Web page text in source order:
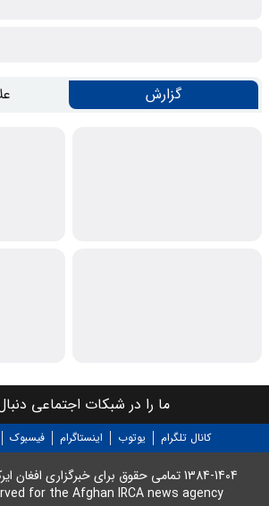
گزارش
ما را در شبکات اجتماعی
کانال تلگرام یوتوب اینستاگرام فیسبوک
for the Afghan IRCA news agency